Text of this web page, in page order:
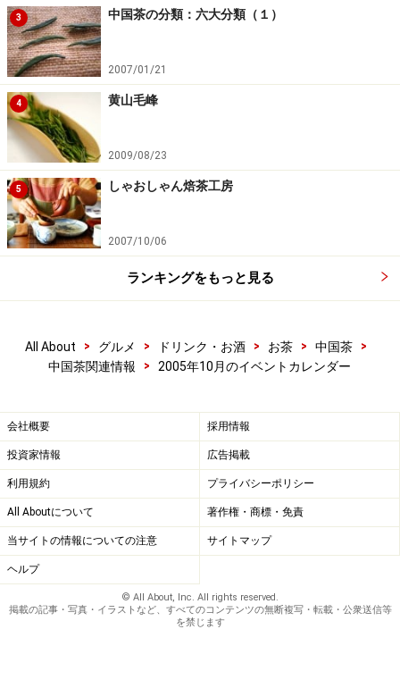
時間：19:00～20:30
場所：竹里館
会費：一般：5,250円（税込） 会員：4,200
円（税込）
予約： 竹里館
ル）
■ 高橋恵子さんと楽しむ中国茶会（東京・竹
里館）
内容：フリーアナウンサーの高橋さんとお茶
を飲む会
時間：15:00～16:30
予約：竹里館（電話：03-5412-8280、
10月7
日
（金）
■ 佐藤パティシエとお茶菓子を作るお茶会
内容：安渓鉄観音のババロアを作る
時間：19:00～20:30
会費：一般：6,300円（税込） 会員：5,250
円（税込）
3 中国茶の分類：六大分類（１）
2007/01/21
4 黄山毛峰
2009/08/23
5 しゃおしゃん焙茶工房
2007/10/06
ランキングをもっと見る
All About > グルメ > ドリンク・お酒 > お茶 > 中国茶
>
中国茶関連情報
> 2005年10月のイベントカレンダー
会社概要 採用情報
投資家情報 広告掲載
利用規約 プライバシーポリシー
All Aboutについて 著作権・商標・免責
当サイトの情報についての注意 サイトマップ
ヘルプ
© All About, Inc. All rights reserved.
掲載の記事・写真・イラストなど、すべてのコンテンツの無断複写・転載・公衆送信等
を禁じます